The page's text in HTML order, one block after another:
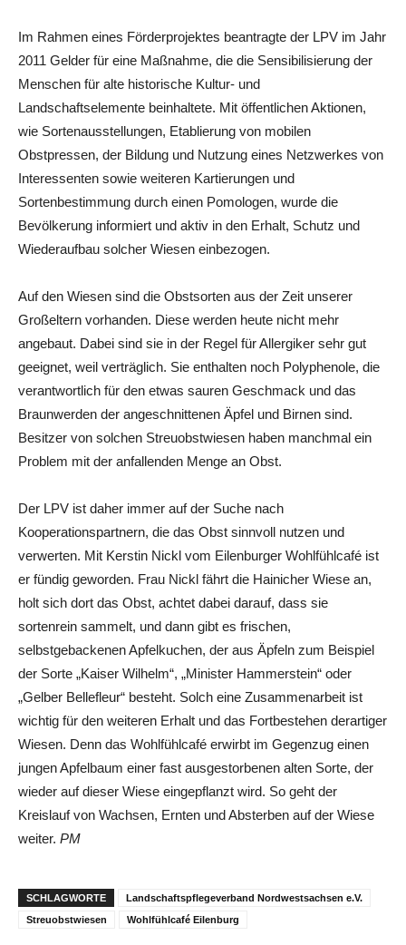
Im Rahmen eines Förderprojektes beantragte der LPV im Jahr
2011 Gelder für eine Maßnahme, die die Sensibilisierung der
Menschen für alte historische Kultur- und
Landschaftselemente beinhaltete. Mit öffentlichen Aktionen,
wie Sortenausstellungen, Etablierung von mobilen
Obstpressen, der Bildung und Nutzung eines Netzwerkes von
Interessenten sowie weiteren Kartierungen und
Sortenbestimmung durch einen Pomologen, wurde die
Bevölkerung informiert und aktiv in den Erhalt, Schutz und
Wiederaufbau solcher Wiesen einbezogen.
Auf den Wiesen sind die Obstsorten aus der Zeit unserer
Großeltern vorhanden. Diese werden heute nicht mehr
angebaut. Dabei sind sie in der Regel für Allergiker sehr gut
geeignet, weil verträglich. Sie enthalten noch Polyphenole, die
verantwortlich für den etwas sauren Geschmack und das
Braunwerden der angeschnittenen Äpfel und Birnen sind.
Besitzer von solchen Streuobstwiesen haben manchmal ein
Problem mit der anfallenden Menge an Obst.
Der LPV ist daher immer auf der Suche nach
Kooperationspartnern, die das Obst sinnvoll nutzen und
verwerten. Mit Kerstin Nickl vom Eilenburger Wohlfühlcafé ist
er fündig geworden. Frau Nickl fährt die Hainicher Wiese an,
holt sich dort das Obst, achtet dabei darauf, dass sie
sortenrein sammelt, und dann gibt es frischen,
selbstgebackenen Apfelkuchen, der aus Äpfeln zum Beispiel
der Sorte „Kaiser Wilhelm“, „Minister Hammerstein“ oder
„Gelber Bellefleur“ besteht. Solch eine Zusammenarbeit ist
wichtig für den weiteren Erhalt und das Fortbestehen derartiger
Wiesen. Denn das Wohlfühlcafé erwirbt im Gegenzug einen
jungen Apfelbaum einer fast ausgestorbenen alten Sorte, der
wieder auf dieser Wiese eingepflanzt wird. So geht der
Kreislauf von Wachsen, Ernten und Absterben auf der Wiese
weiter. PM
SCHLAGWORTE
Landschaftspflegeverband Nordwestsachsen e.V.
Streuobstwiesen
Wohlfühlcafé Eilenburg